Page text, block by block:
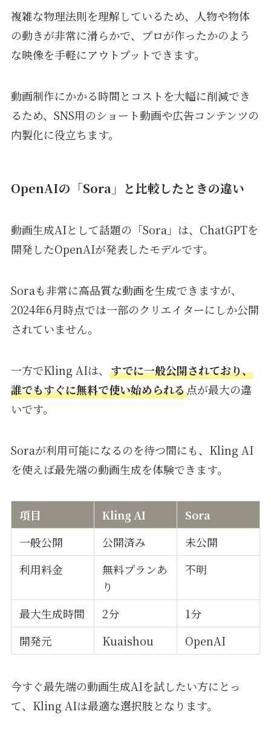
複雑な物理法則を理解しているため、人物や物体
の動きが非常に滑らかで、プロが作ったかのよう
な映像を手軽にアウトプットできます。
動画制作にかかる時間とコストを大幅に削減でき
るため、SNS用のショート動画や広告コンテンツの
内製化に役立ちます。
OpenAIの「Sora」と比較したときの違い
動画生成AIとして話題の「Sora」は、ChatGPTを
開発したOpenAIが発表したモデルです。
Soraも非常に高品質な動画を生成できますが、
2024年6月時点では一部のクリエイターにしか公開
されていません。
一方でKling AIは、 すでに一般公開されており、
誰でもすぐに無料で使い始められる点が最大の違
いです。
Soraが利用可能になるのを待つ間にも、Kling AI
を使えば最先端の動画生成を体験できます。
項目 Kling AI
Sora
一般公開
公開済み
未公開
利用料金
無料プランあ
り
不明
最大生成時間 2分
1分
開発元
Kuaishou OpenAI
今すぐ最先端の動画生成AIを試したい方にとっ
て、Kling AIは最適な選択肢となります。